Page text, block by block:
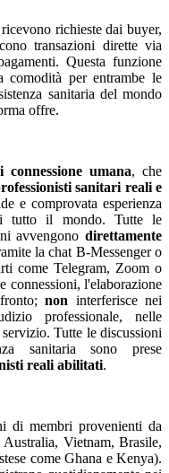
richieste dai buyer,
transazioni dirette via
Questa funzione
comodità per entrambe le
sanitaria del mondo
offre.
umana, che
sanitari reali e
e comprovata esperienza
tutto il mondo. Tutte le
avvengono direttamente
la chat B-Messenger o
come Telegram, Zoom o
connessioni, l'elaborazione
non interferisce nei
professionale, nelle
Tutte le discussioni
sanitaria sono prese
reali abilitati.
di membri provenienti da
Vietnam, Brasile,
come Ghana e Kenya).